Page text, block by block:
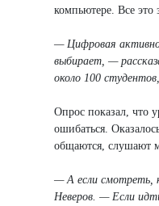
компьютере. Все это
— Цифровая
выбирает, —
около 100
Опрос показал, что
ошибаться.
общаются, слушают
— А если смотреть,
Неверов. — Если